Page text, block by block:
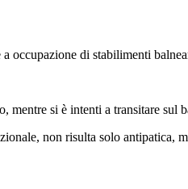
occupazione di stabilimenti
mentre si è intenti a transitare sul
non risulta solo antipatica,